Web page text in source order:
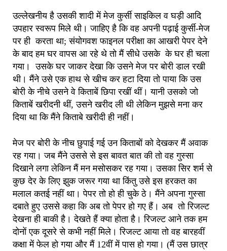
उल्लेखनीय है उसकी शादी में मेज कुर्सी साइकिल व घड़ी आदि
उपहार स्वरूप मिले थी। जाहिए है कि वह अपनी पढ़ाई कुर्सी-मेज
पर ही करता था; संयोगवश फाइनल परीक्षा का आखरी पेपर देने
के बाद हम घर वापस आ रहे थे तो मैं सीधे उसके के घर ही चला
गया। उसके घर जाकर देखा कि उसने मेज पर बोरी डाल रखी
थी। मैंने उसे एक हाथ से खीच कर हटा दिया तो पाया कि उस
बोरी के नीचे उसने वे किताबें छिपा रखीं थीं। यानी उसको जो
किताबें खरीदनी थीं, उसने खरीद ली थी लेकिन मुझसे मना कर
दिया था कि मैंने किताबे खरीदी ही नहीं।
मेज पर बोरी के नीच छुपाई गई उन किताबों को देखकर मैं अवाक
रह गया। जब मैंने उससे से इस बावत बात की तो वह गुस्सा
दिखाने लगा लेकिन मैं मन मसोसकर रह गया। उसका सिर शर्म से
कुछ देर के लिए झुक जरूर गया था किंतु उसे इस हरकत का
मलाल कतई नहीं था। पेपर तो हो ही चुके ठे। मैंने अपना गुस्सा
दबाते हुए उससे कहा कि अब तो पेपर हो गए हैं। अब तो रिजल्ट
देखना ही बाकी है। देखते हैं क्या होता है। रिजल्ट आने तक हम
दोनों एक दूसरे से कभी नहीं मिले। रिजल्ट आया तो वह बारहवीं
कक्षा में फेल हो गया और मैं 12वीं में पास हो गया। (मैं उस छात्र